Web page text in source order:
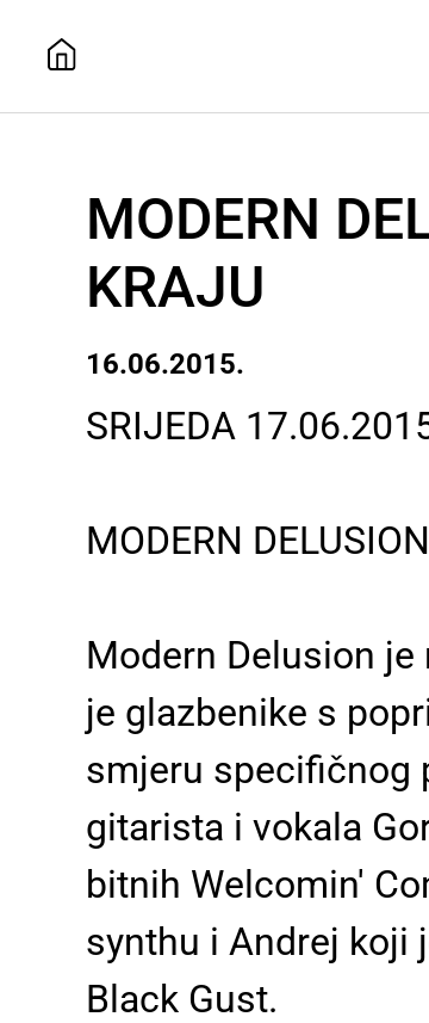
MODERN
KRAJU
16.06.2015.
SRIJEDA
MODERN DELUSION
Modern Delusion
je glazbenike s
smjeru specifičnog
gitarista i vokala
bitnih Welcomin'
synthu i Andrej koji
Black Gust.